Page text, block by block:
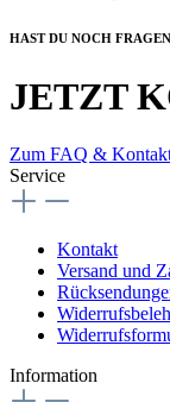
HAST DU NOCH
JETZT
Zum FAQ &
Service
Kontakt
Versand und
Information